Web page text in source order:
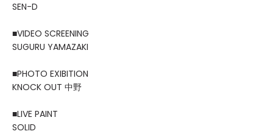
SEN-D
■VIDEO SCREENING
SUGURU YAMAZAKI
■PHOTO EXIBITION
KNOCK OUT 中野
■LIVE PAINT
SOLID